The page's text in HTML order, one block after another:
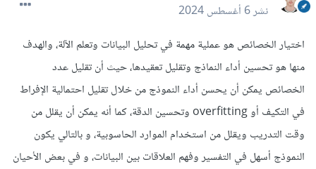
نشر6 أغسطس 2024
اختيار الخصائص هو عملية مهمة في تحليل البيانات وتعلم الآلة، والهدف
منها هو تحسين أداء النماذج وتقليل تعقيدها، حيث أن تقليل عدد
الخصائص يمكن أن يحسن أداء النموذج من خلال تقليل احتمالية الإفراط
في التكيف أو overfitting وتحسين الدقة، كما أنه يمكن أن يقلل من
وقت التدريب ويقلل من استخدام الموارد الحاسوبية، و بالتالي يكون
النموذج أسهل في التفسير وفهم العلاقات بين البيانات، و في بعض الأحيان